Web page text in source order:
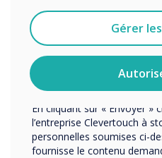
LIRE LA SUITE Gérer
Vous pouvez vous
tout moment. Consultez
pour en savoir plus sur nos
désabonnement, nos
notre engagement vis-à-vis
de la vie privée.
En cliquant sur « Envoyer »
l’entreprise Clevertouch à
personnelles soumises ci-
fournisse le contenu